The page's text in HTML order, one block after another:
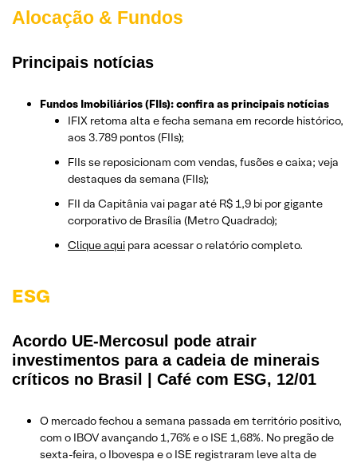
Alocação & Fundos
Principais notícias
Fundos Imobiliários (FIIs): confira as principais notícias
IFIX retoma alta e fecha semana em recorde histórico,
aos 3.789 pontos (FIIs);
FIIs se reposicionam com vendas, fusões e caixa; veja
destaques da semana (FIIs);
FII da Capitânia vai pagar até R$ 1,9 bi por gigante
corporativo de Brasília (Metro Quadrado);
Clique aqui para acessar o relatório completo.
ESG
Acordo UE-Mercosul pode atrair
investimentos para a cadeia de minerais
críticos no Brasil | Café com ESG, 12/01
O mercado fechou a semana passada em território positivo,
com o IBOV avançando 1,76% e o ISE 1,68%. No pregão de
sexta-feira, o Ibovespa e o ISE registraram leve alta de